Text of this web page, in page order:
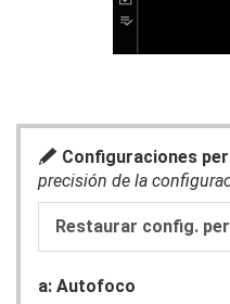
A Configuraciones
precisión de la
Restaurar config.
a: Autofoco